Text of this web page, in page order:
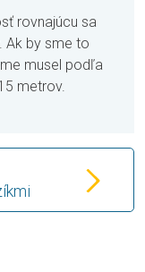
rovnajúcu sa
Ak by sme to
musel podľa
metrov.